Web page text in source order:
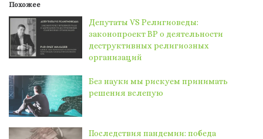
Похожее
Депутаты VS Религиоведы:
законопроект ВР о деятельности
деструктивных религиозных
организаций
Без науки мы рискуем принимать
решения вслепую
Последствия пандемии: победа